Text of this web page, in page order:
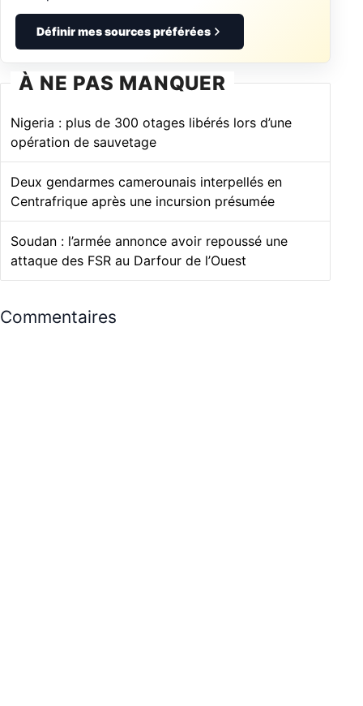
Définir mes sources préférées
À NE PAS MANQUER
Nigeria : plus de 300 otages libérés lors d’une
opération de sauvetage
Deux gendarmes camerounais interpellés en
Centrafrique après une incursion présumée
Soudan : l’armée annonce avoir repoussé une
attaque des FSR au Darfour de l’Ouest
Commentaires